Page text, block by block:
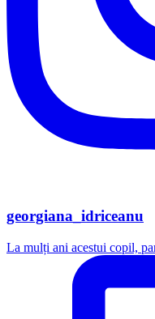
georgiana_idriceanu
La mulți ani acestui copil,